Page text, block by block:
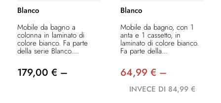
Blanco
Mobile da bagno a
colonna in laminato di
colore bianco. Fa parte
della serie Blanco....
179,00 € –
Blanco
Mobile da bagno, con 1
anta e 1 cassetto, in
laminato di colore bianco.
Fa parte della...
64,99 € –
INVECE DI 84,99 €